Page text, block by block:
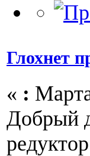
Глохнет
« :
Добрый